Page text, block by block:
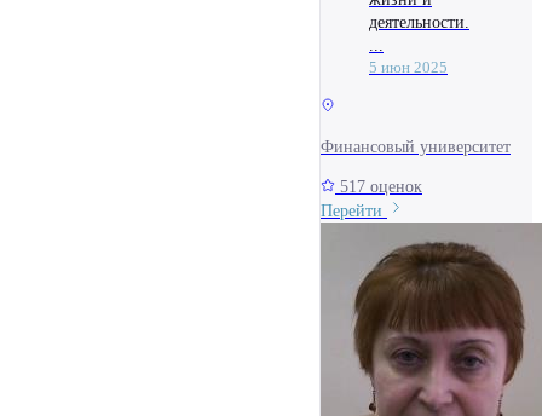
деятельности.
...
5 июн 2025
Финансовый университет
517 оценок
Перейти